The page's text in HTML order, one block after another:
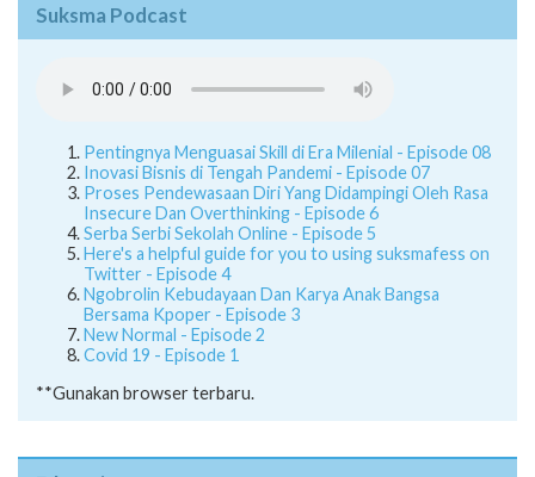
Suksma Podcast
Pentingnya Menguasai Skill di Era Milenial - Episode 08
Inovasi Bisnis di Tengah Pandemi - Episode 07
Proses Pendewasaan Diri Yang Didampingi Oleh Rasa
Insecure Dan Overthinking - Episode 6
Serba Serbi Sekolah Online - Episode 5
Here's a helpful guide for you to using suksmafess on
Twitter - Episode 4
Ngobrolin Kebudayaan Dan Karya Anak Bangsa
Bersama Kpoper - Episode 3
New Normal - Episode 2
Covid 19 - Episode 1
**Gunakan browser terbaru.